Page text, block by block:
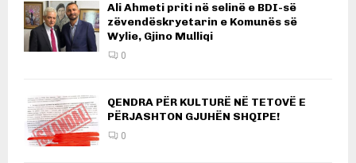
Ali Ahmeti priti në selinë e BDI-së
zëvendëskryetarin e Komunës së
Wylie, Gjino Mulliqi
0
QENDRA PËR KULTURË NË TETOVË E
PËRJASHTON GJUHËN SHQIPE!
0